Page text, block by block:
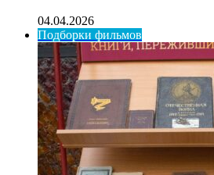
04.04.2026
Подборки фильмов